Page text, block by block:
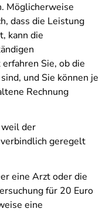
Möglicherweise
dass die Leistung
kann die
Sie, ob die
und Sie können je
Rechnung
weil der
geregelt
eine Arzt oder die
für 20 Euro
eine